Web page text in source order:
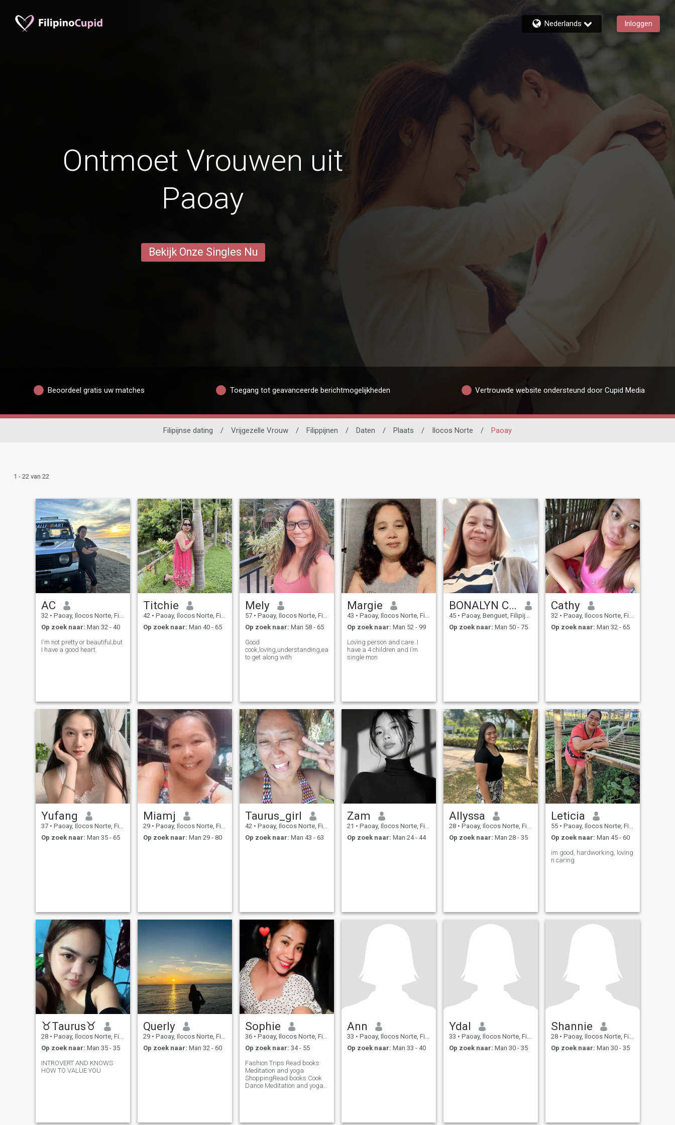
Nederlands Inloggen
Ontmoet Vrouwen uit
Paoay
Bekijk Onze Singles Nu
Beoordeel gratis uw matches Toegang tot geavanceerde berichtmogelijkheden Vertrouwde website ondersteund door Cupid Media
Filipijnse dating / Vrijgezelle Vrouw / Filippijnen / Daten / Plaats / Ilocos Norte / Paoay
1 - 22 van 22
AC
32 • Paoay, Ilocos Norte, Filipijnen
Op zoek naar: Man 32 - 40
I'm not pretty or beautiful,but
I have a good heart.
Titchie
42 • Paoay, Ilocos Norte, Filipijnen
Op zoek naar: Man 40 - 65
Mely
57 • Paoay, Ilocos Norte, Filipijnen
Op zoek naar: Man 58 - 65
Good
cook,loving,understanding,easy
to get along with
Margie
43 • Paoay, Ilocos Norte, Filipijnen
Op zoek naar: Man 52 - 99
Loving person and care. I
have a 4 children and I’m
single mon
BONALYN COMISING
45 • Paoay, Benguet, Filipijnen
Op zoek naar: Man 50 - 75
Cathy
32 • Paoay, Ilocos Norte, Filipijnen
Op zoek naar: Man 32 - 65
Yufang
37 • Paoay, Ilocos Norte, Filipijnen
Op zoek naar: Man 35 - 65
Miamj
29 • Paoay, Ilocos Norte, Filipijnen
Op zoek naar: Man 29 - 80
Taurus_girl
42 • Paoay, Ilocos Norte, Filipijnen
Op zoek naar: Man 43 - 63
Zam
21 • Paoay, Ilocos Norte, Filipijnen
Op zoek naar: Man 24 - 44
Allyssa
28 • Paoay, Ilocos Norte, Filipijnen
Op zoek naar: Man 28 - 35
Leticia
55 • Paoay, Ilocos Norte, Filipijnen
Op zoek naar: Man 45 - 60
im good, hardworking, loving
n caring
♉Taurus♉
28 • Paoay, Ilocos Norte, Filipijnen
Op zoek naar: Man 35 - 35
INTROVERT AND KNOWS
HOW TO VALUE YOU
Querly
29 • Paoay, Ilocos Norte, Filipijnen
Op zoek naar: Man 32 - 60
Sophie
36 • Paoay, Ilocos Norte, Filipijnen
Op zoek naar: 34 - 55
Fashion Trips Read books
Meditation and yoga
ShoppingRead books Cook
Dance Meditation and yoga
Ann
33 • Paoay, Ilocos Norte, Filipijnen
Op zoek naar: Man 33 - 40
Ydal
33 • Paoay, Ilocos Norte, Filipijnen
Op zoek naar: Man 30 - 35
Shannie
28 • Paoay, Ilocos Norte, Filipijnen
Op zoek naar: Man 30 - 35